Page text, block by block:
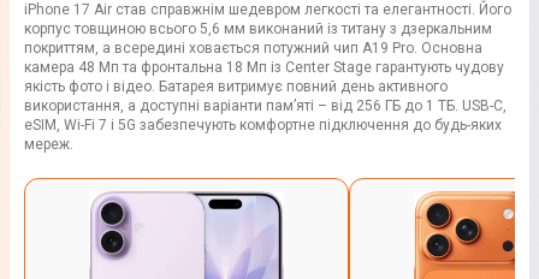
iPhone 17 Air став справжнім шедевром легкості та елегантності. Його
корпус товщиною всього 5,6 мм виконаний із титану з дзеркальним
покриттям, а всередині ховається потужний чип A19 Pro. Основна
камера 48 Мп та фронтальна 18 Мп із Center Stage гарантують чудову
якість фото і відео. Батарея витримує повний день активного
використання, а доступні варіанти пам’яті – від 256 ГБ до 1 ТБ. USB-C,
eSIM, Wi-Fi 7 і 5G забезпечують комфортне підключення до будь-яких
мереж.